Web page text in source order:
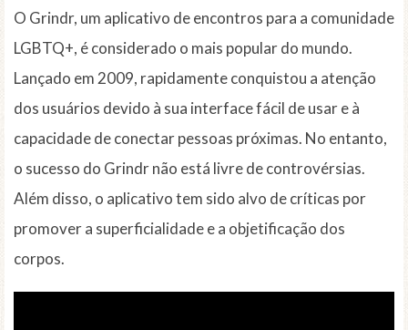
O Grindr, um aplicativo de encontros para a comunidade
LGBTQ+, é considerado o mais popular do mundo.
Lançado em 2009, rapidamente conquistou a atenção
dos usuários devido à sua interface fácil de usar e à
capacidade de conectar pessoas próximas. No entanto,
o sucesso do Grindr não está livre de controvérsias.
Além disso, o aplicativo tem sido alvo de críticas por
promover a superficialidade e a objetificação dos
corpos.